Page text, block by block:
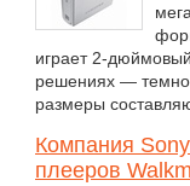
играет 2-
решениях —
размеры
Компания
плееров